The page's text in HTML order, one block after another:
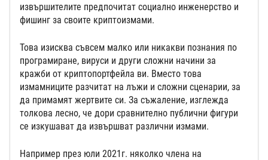
извършителите предпочитат социално инженерство и
фишинг за своите криптоизмами.
Това изисква съвсем малко или никакви познания по
програмиране, вируси и други сложни начини за
кражби от криптопортфейла ви. Вместо това
измамниците разчитат на лъжи и сложни сценарии, за
да примамят жертвите си. За съжаление, изглежда
толкова лесно, че дори сравнително публични фигури
се изкушават да извършват различни измами.
Например през юли 2021г. няколко члена на